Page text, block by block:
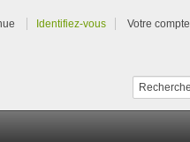
Identifiez-vous Votre compte